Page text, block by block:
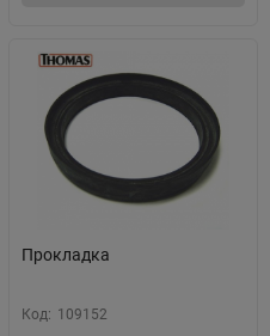
Прокладка
Код: 109152